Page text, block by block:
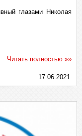
глазами Николая
Читать полностью »»
17.06.2021